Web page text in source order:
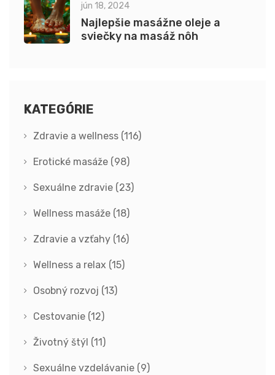
jún 18, 2024
Najlepšie masážne oleje a
sviečky na masáž nôh
KATEGÓRIE
Zdravie a wellness (116)
Erotické masáže (98)
Sexuálne zdravie (23)
Wellness masáže (18)
Zdravie a vzťahy (16)
Wellness a relax (15)
Osobný rozvoj (13)
Cestovanie (12)
Životný štýl (11)
Sexuálne vzdelávanie (9)